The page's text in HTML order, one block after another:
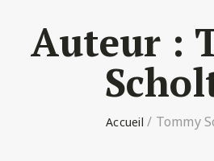
Auteur :
/ Tommy